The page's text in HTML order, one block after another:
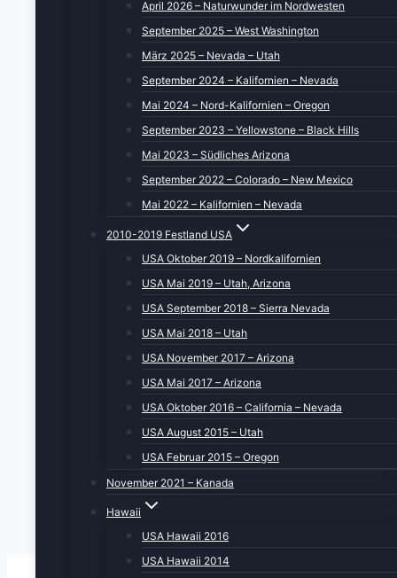
April 2026 – Naturwunder im Nordwesten
September 2025 – West Washington
März 2025 – Nevada – Utah
September 2024 – Kalifornien – Nevada
Mai 2024 – Nord-Kalifornien – Oregon
September 2023 – Yellowstone – Black Hills
Mai 2023 – Südliches Arizona
September 2022 – Colorado – New Mexico
Mai 2022 – Kalifornien – Nevada
2010-2019 Festland USA
USA Oktober 2019 – Nordkalifornien
USA Mai 2019 – Utah, Arizona
USA September 2018 – Sierra Nevada
USA Mai 2018 – Utah
USA November 2017 – Arizona
USA Mai 2017 – Arizona
USA Oktober 2016 – California – Nevada
USA August 2015 – Utah
USA Februar 2015 – Oregon
November 2021 – Kanada
Hawaii
USA Hawaii 2016
USA Hawaii 2014